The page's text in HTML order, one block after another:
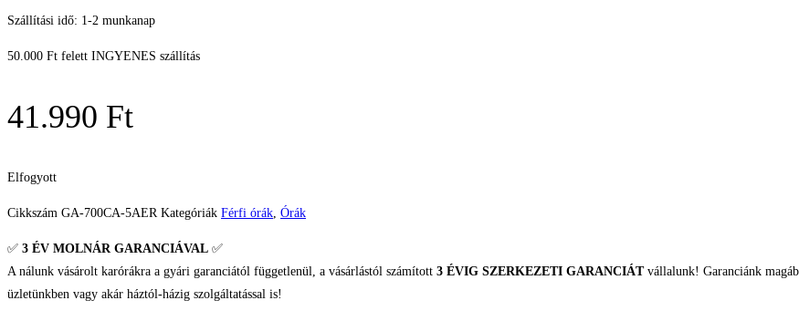
Szállítási idő: 1-2 munkanap
50.000 Ft felett INGYENES szállítás
41.990 Ft
Elfogyott
Cikkszám GA-700CA-5AER Kategóriák Férfi órák, Órák
✅ 3 ÉV MOLNÁR GARANCIÁVAL ✅
A nálunk vásárolt karórákra a gyári garanciától függetlenül, a vásárlástól számított 3 ÉVIG SZERKEZETI GARANCIÁTvállalunk! Garanciánk
üzletünkben vagy akár háztól-házig szolgáltatással is!